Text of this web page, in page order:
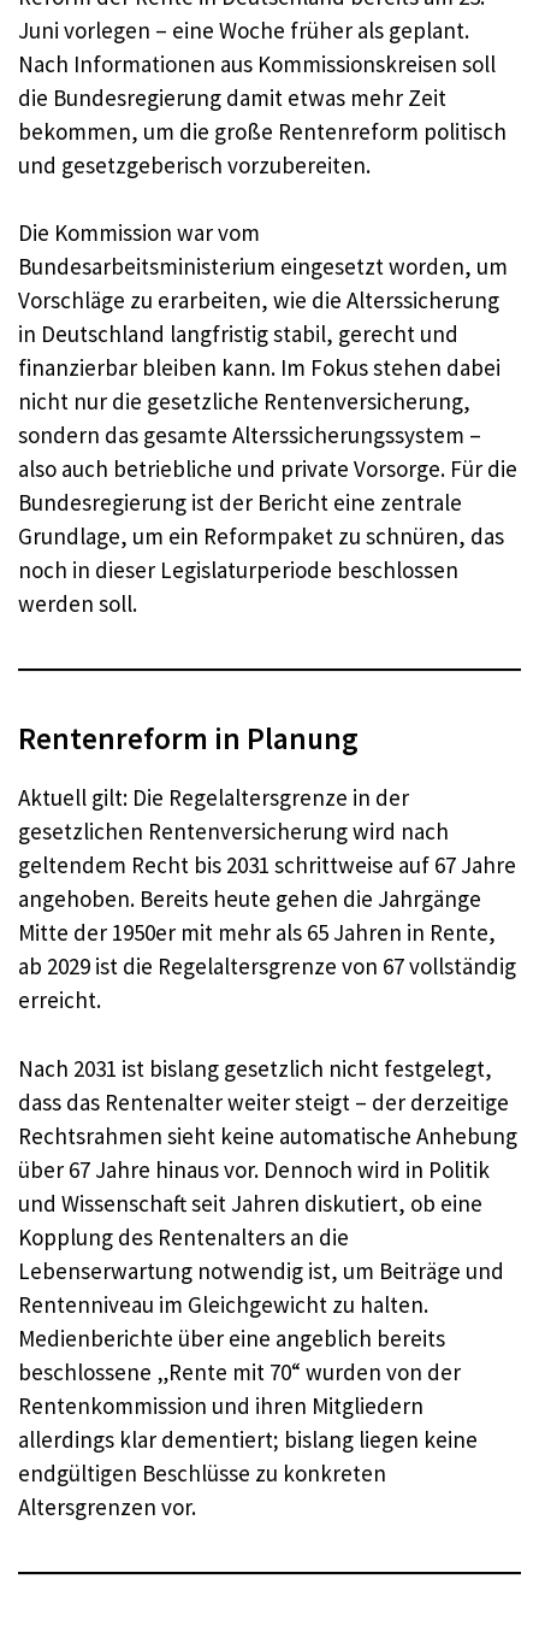
Juni vorlegen – eine Woche früher als geplant.
Nach Informationen aus Kommissionskreisen soll
die Bundesregierung damit etwas mehr Zeit
bekommen, um die große Rentenreform politisch
und gesetzgeberisch vorzubereiten.
Die Kommission war vom
Bundesarbeitsministerium eingesetzt worden, um
Vorschläge zu erarbeiten, wie die Alterssicherung
in Deutschland langfristig stabil, gerecht und
finanzierbar bleiben kann. Im Fokus stehen dabei
nicht nur die gesetzliche Rentenversicherung,
sondern das gesamte Alterssicherungssystem –
also auch betriebliche und private Vorsorge. Für die
Bundesregierung ist der Bericht eine zentrale
Grundlage, um ein Reformpaket zu schnüren, das
noch in dieser Legislaturperiode beschlossen
werden soll.
Rentenreform in Planung
Aktuell gilt: Die Regelaltersgrenze in der
gesetzlichen Rentenversicherung wird nach
geltendem Recht bis 2031 schrittweise auf 67 Jahre
angehoben. Bereits heute gehen die Jahrgänge
Mitte der 1950er mit mehr als 65 Jahren in Rente,
ab 2029 ist die Regelaltersgrenze von 67 vollständig
erreicht.
Nach 2031 ist bislang gesetzlich nicht festgelegt,
dass das Rentenalter weiter steigt – der derzeitige
Rechtsrahmen sieht keine automatische Anhebung
über 67 Jahre hinaus vor. Dennoch wird in Politik
und Wissenschaft seit Jahren diskutiert, ob eine
Kopplung des Rentenalters an die
Lebenserwartung notwendig ist, um Beiträge und
Rentenniveau im Gleichgewicht zu halten.
Medienberichte über eine angeblich bereits
beschlossene „Rente mit 70“ wurden von der
Rentenkommission und ihren Mitgliedern
allerdings klar dementiert; bislang liegen keine
endgültigen Beschlüsse zu konkreten
Altersgrenzen vor.